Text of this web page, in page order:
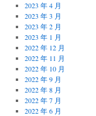
2023 年 4 月
2023 年 3 月
2023 年 2 月
2023 年 1 月
2022 年 12 月
2022 年 11 月
2022 年 10 月
2022 年 9 月
2022 年 8 月
2022 年 7 月
2022 年 6 月